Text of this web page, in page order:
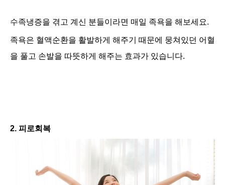
수족냉증을 겪고 계신 분들이라면 매일 족욕을 해보세요.
족욕은 혈액순환을 활발하게 해주기 때문에 뭉쳐있던 어혈
을 풀고 손발을 따뜻하게 해주는 효과가 있습니다.
2. 피로회복